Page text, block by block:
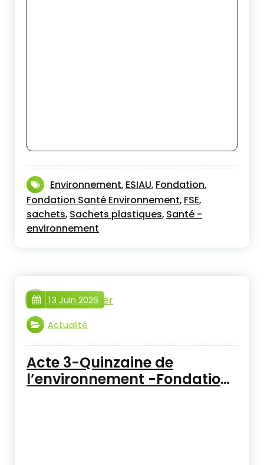
Environnement, ESIAU, Fondation,
Fondation Santé Environnement, FSE,
sachets, Sachets plastiques, Santé -
environnement
webmaster
13 Juin 2026
Actualité
Acte 3-Quinzaine de
l’environnement -Fondation